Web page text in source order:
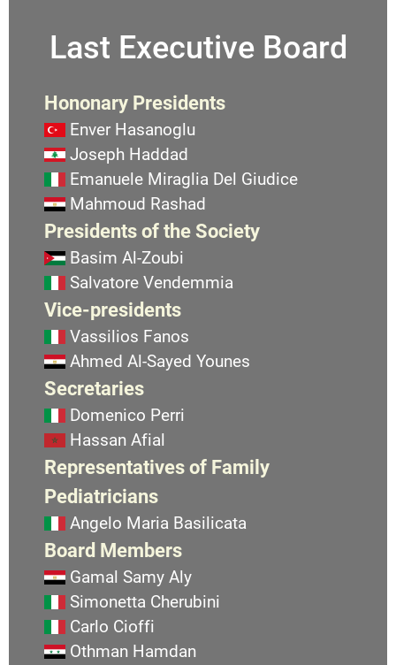
Last Executive Board
Hononary Presidents
Enver Hasanoglu
Joseph Haddad
Emanuele Miraglia Del Giudice
Mahmoud Rashad
Presidents of the Society
Basim Al-Zoubi
Salvatore Vendemmia
Vice-presidents
Vassilios Fanos
Ahmed Al-Sayed Younes
Secretaries
Domenico Perri
Hassan Afial
Representatives of Family
Pediatricians
Angelo Maria Basilicata
Board Members
Gamal Samy Aly
Simonetta Cherubini
Carlo Cioffi
Othman Hamdan